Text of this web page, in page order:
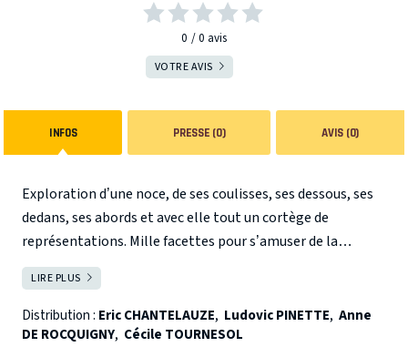
0 0 avis
VOTRE AVIS
INFOS PRESSE (0) AVIS (0)
Exploration d’une noce, de ses coulisses, ses dessous, ses
dedans, ses abords et avec elle tout un cortège de
représentations. Mille facettes pour s’amuser de la
représentation de l’homme, de la femme et de ce qui les
relie : le sort d’une vie conjugale ou l’émoi d’un instant. De
mariage forcé en mariage improvisé, les courtes fables qui
constituent NOCES présentent autant de rires et de
LIRE PLUS
Distribution : Eric CHANTELAUZE, Ludovic PINETTE, Anne
DE ROCQUIGNY, Cécile TOURNESOL